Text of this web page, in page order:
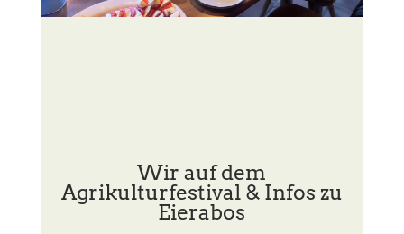
Wir auf dem
Agrikulturfestival & Infos zu
Eierabos